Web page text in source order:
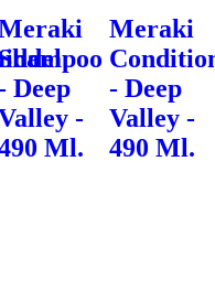
Deep
-
Ml.
Meraki
- Deep
Valley -
490 Ml.